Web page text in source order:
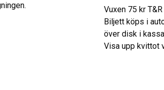
Vuxen 75 kr
Biljett köps i
över disk i
Visa upp kvittot